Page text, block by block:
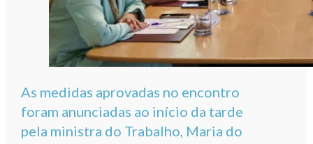
As medidas aprovadas no encontro
foram anunciadas ao início da tarde
pela ministra do Trabalho, Maria do